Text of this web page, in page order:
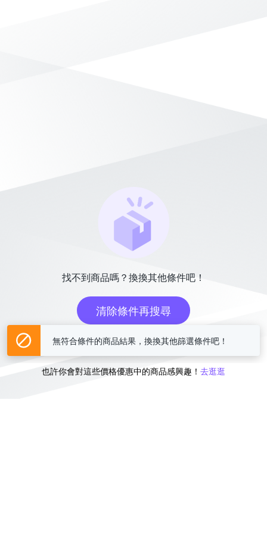
找不到商品嗎？換換其他條件吧！
清除條件再搜尋
或
也許你會對這些價格優惠中的商品感興趣！ 去逛逛
無符合條件的商品結果，換換其他篩選條件吧！